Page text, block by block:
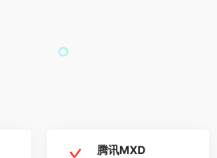
腾讯MXD